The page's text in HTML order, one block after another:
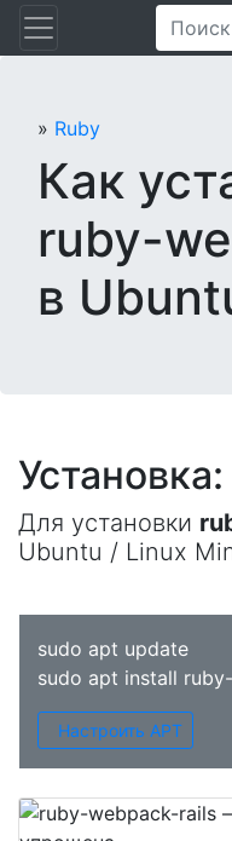
Перейти
» Ruby
Как
ruby-
в
Установка:
Для установки
Ubuntu / Linux
sudo apt update
sudo apt install
Настроить APT